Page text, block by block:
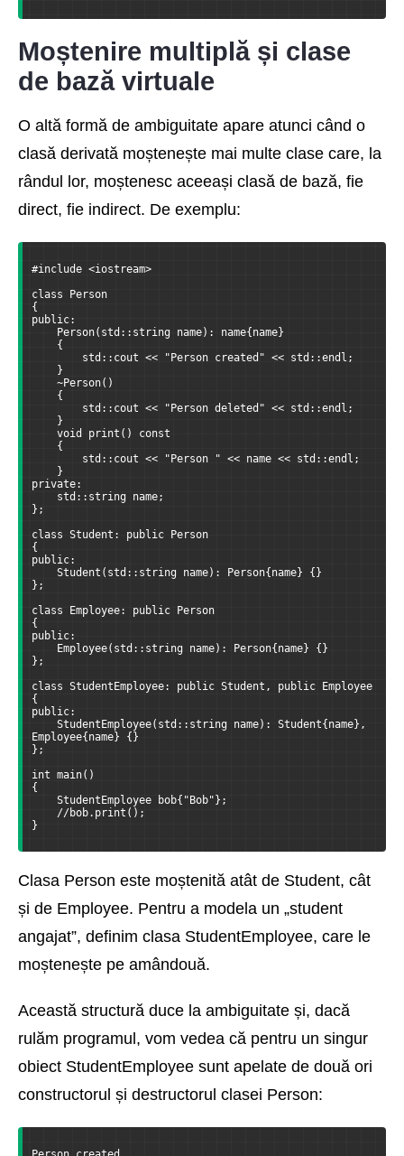
Moștenire multiplă și clase
de bază virtuale
O altă formă de ambiguitate apare atunci când o
clasă derivată moștenește mai multe clase care, la
rândul lor, moștenesc aceeași clasă de bază, fie
direct, fie indirect. De exemplu:
#include <iostream>
class Person
{
public:
Person(std::string name): name{name}
{
std::cout << "Person created" << std::endl;
}
~Person()
{
std::cout << "Person deleted" << std::endl;
}
void print() const
{
std::cout << "Person " << name << std::endl;
}
private:
std::string name;
};
class Student: public Person
{
public:
Student(std::string name): Person{name} {}
};
class Employee: public Person
{
public:
Employee(std::string name): Person{name} {}
};
class StudentEmployee: public Student, public Employee
{
public:
StudentEmployee(std::string name): Student{name},
Employee{name} {}
};
int main()
{
StudentEmployee bob{"Bob"};
//bob.print();
}
Clasa Person este moștenită atât de Student, cât
și de Employee. Pentru a modela un „student
angajat”, definim clasa StudentEmployee, care le
moștenește pe amândouă.
Această structură duce la ambiguitate și, dacă
rulăm programul, vom vedea că pentru un singur
obiect StudentEmployee sunt apelate de două ori
constructorul și destructorul clasei Person: